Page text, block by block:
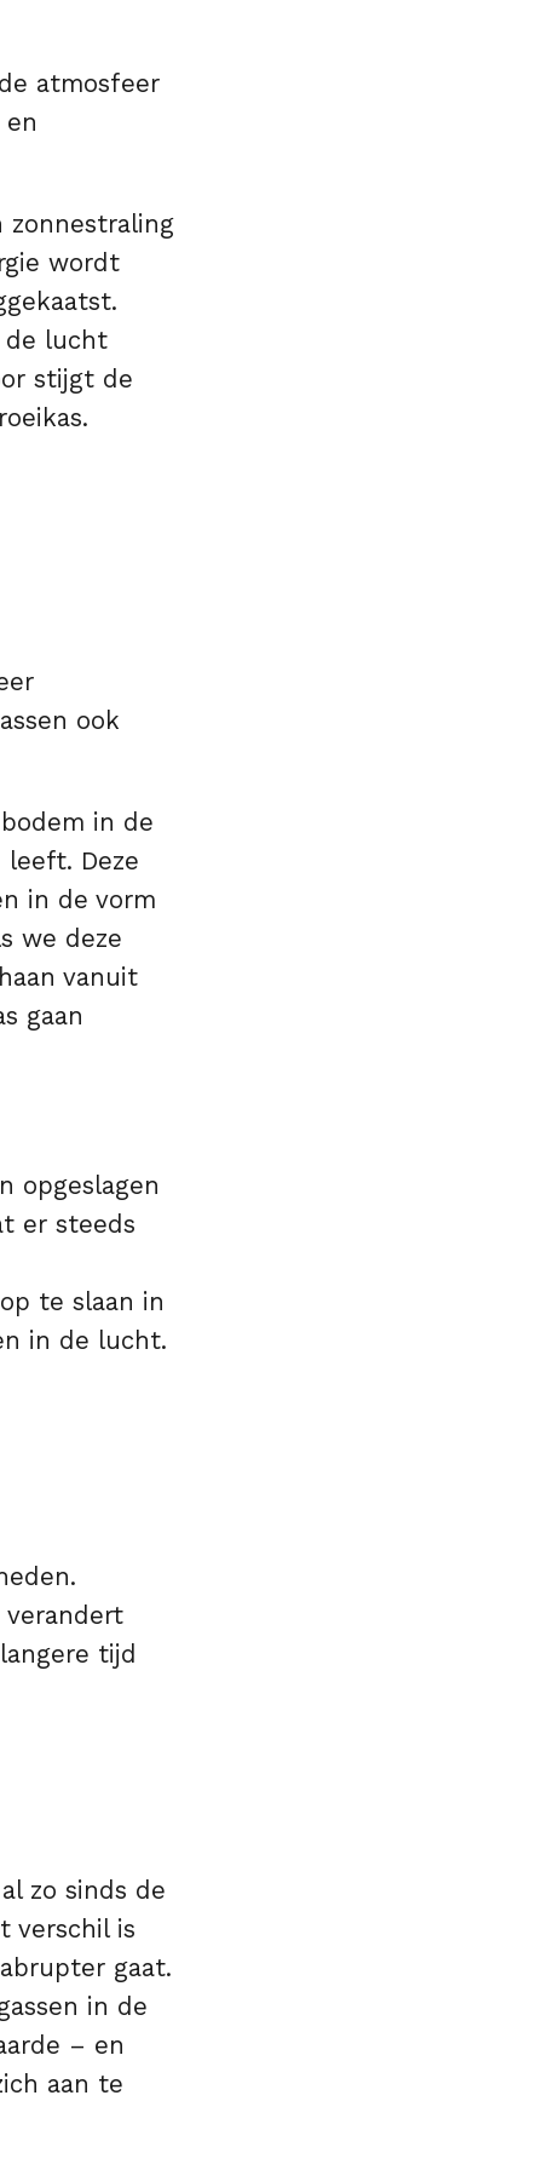
atmosfeer
zonnestraling
wordt
de lucht
stijgt de
ook
in de
Deze
in de vorm
we deze
vanuit
gaan
opgeslagen
er steeds
te slaan in
in de lucht.
verandert
tijd
zo sinds de
verschil is
gaat.
in de
– en
aan te